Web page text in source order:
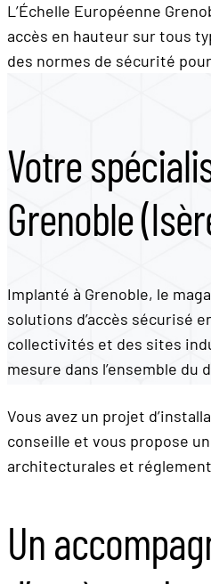
L’Échelle Européenne
accès en hauteur sur tous
des normes de sécurité
Votre
Grenoble
Implanté à Grenoble, le
solutions d’accès sécurisé
collectivités et des sites
mesure dans l’ensemble du
Vous avez un projet
conseille et vous propose
architecturales et
Un